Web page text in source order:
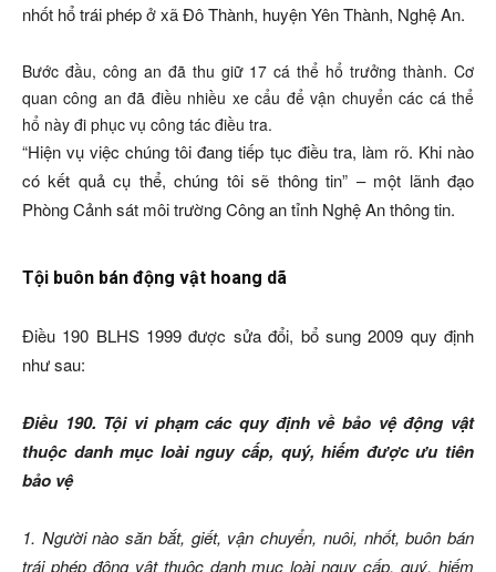
nhốt hổ trái phép ở xã Đô Thành, huyện Yên Thành, Nghệ An.
Bước đầu, công an đã thu giữ 17 cá thể hổ trưởng thành. Cơ
quan công an đã điều nhiều xe cẩu để vận chuyển các cá thể
hổ này đi phục vụ công tác điều tra.
“Hiện vụ việc chúng tôi đang tiếp tục điều tra, làm rõ. Khi nào
có kết quả cụ thể, chúng tôi sẽ thông tin” – một lãnh đạo
Phòng Cảnh sát môi trường Công an tỉnh Nghệ An thông tin.
Tội buôn bán động vật hoang dã
Điều 190 BLHS 1999 được sửa đổi, bổ sung 2009 quy định
như sau:
Điều 190. Tội vi phạm các quy định về bảo vệ động vật
thuộc danh mục loài nguy cấp, quý, hiếm được ưu tiên
bảo vệ
1. Người nào săn bắt, giết, vận chuyển, nuôi, nhốt, buôn bán
trái phép động vật thuộc danh mục loài nguy cấp, quý, hiếm